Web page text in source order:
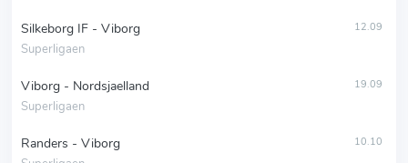
Silkeborg IF - Viborg
Superligaen
12.09
Viborg - Nordsjaelland
Superligaen
19.09
Randers - Viborg 10.10